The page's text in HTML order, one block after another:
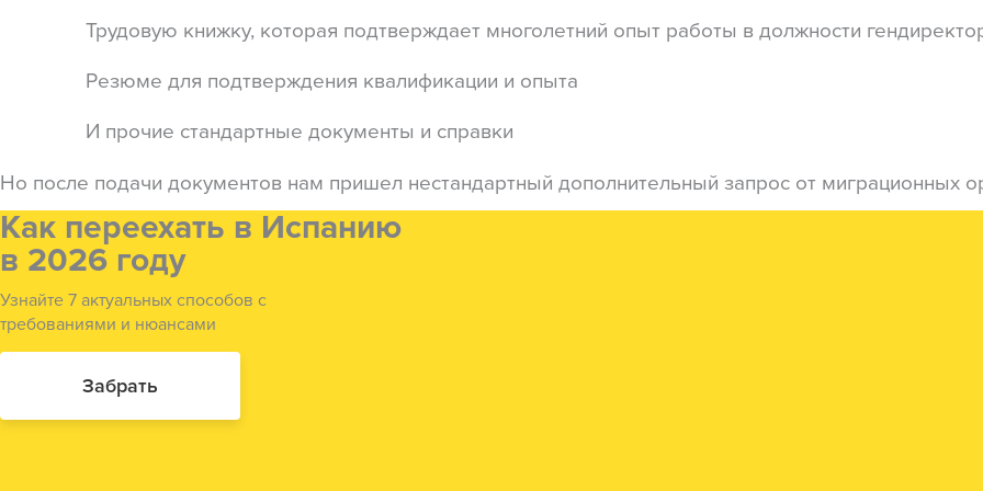
Трудовую книжку, которая подтверждает многолетний опыт работы в должности
Резюме для подтверждения квалификации и опыта
И прочие стандартные документы и справки
Но после подачи документов нам пришел нестандартный дополнительный запрос от миграционных
Как переехать в Испанию
в 2026 году
Узнайте 7 актуальных способов с
требованиями и нюансами
Забрать